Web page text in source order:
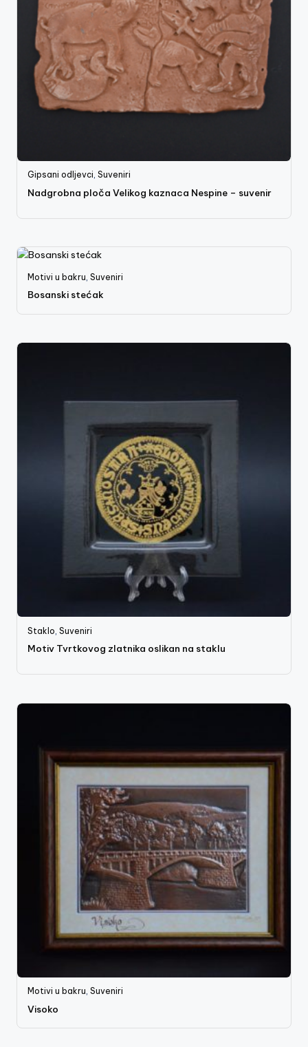
Gipsani odljevci,Suveniri
Nadgrobna ploča Velikog kaznaca Nespine – suvenir
Motivi u bakru ,Suveniri
Bosanski stećak
Staklo ,Suveniri
Motiv Tvrtkovog zlatnika oslikan na staklu
Motivi u bakru,Suveniri
Visoko